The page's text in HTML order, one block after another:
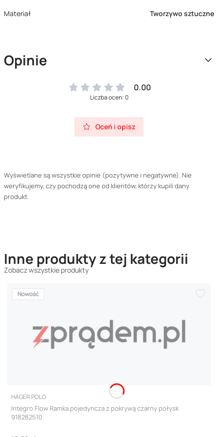
Materiał Tworzywo sztuczne
Opinie
0.00
Liczba ocen: 0
Oceń i opisz
Wyświetlane są wszystkie opinie (pozytywne i negatywne). Nie
weryfikujemy, czy pochodzą one od klientów, którzy kupili dany
produkt.
Inne produkty z tej kategorii
Zobacz wszystkie produkty
Nowość
PRODUCENT
HAGER POLO
Integro Flow Ramka pojedyncza z pokrywą czarny połysk
918282510